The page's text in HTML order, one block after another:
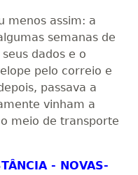
menos assim: a
semanas de
dados e o
pelo correio e
passava a
vinham a
meio de transporte
- NOVAS-